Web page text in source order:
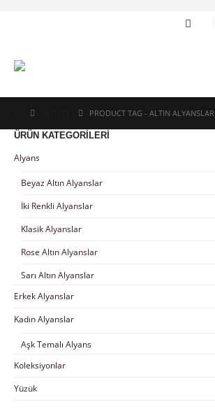
PRODUCT TAG -ALTIN ALYANSLAR
ÜRÜN KATEGORILERI
Alyans
Beyaz Altın Alyanslar
İki Renkli Alyanslar
Klasik Alyanslar
Rose Altın Alyanslar
Sarı Altın Alyanslar
Erkek Alyanslar
Kadın Alyanslar
Aşk Temalı Alyans
Koleksiyonlar
Yüzük